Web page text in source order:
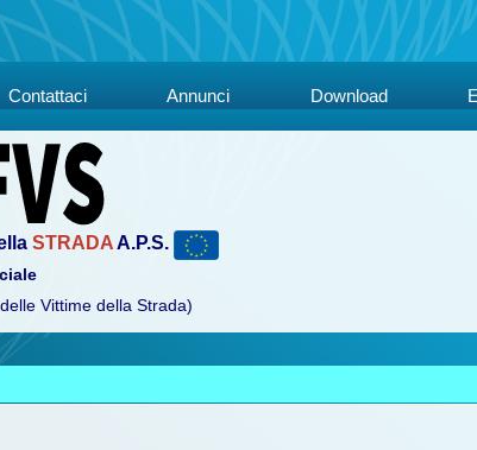
Contattaci Annunci Download
STRADAA.P.S.
Vittime della Strada)